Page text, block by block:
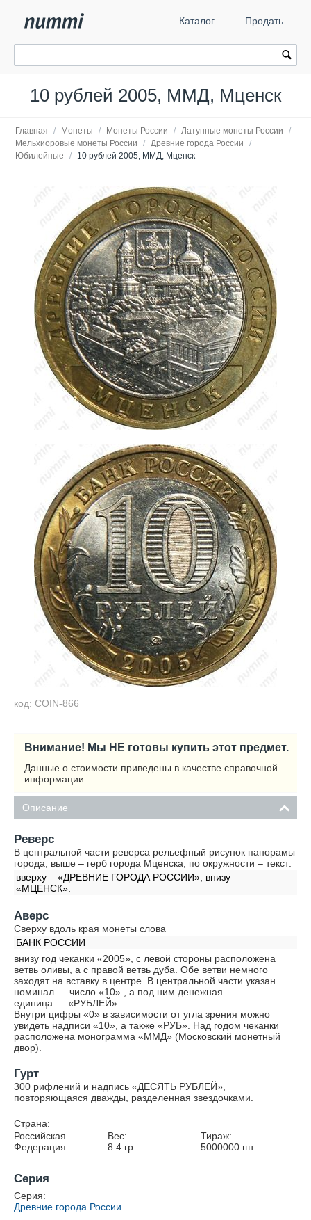
Каталог Продать
10 рублей 2005, ММД, Мценск
Главная / Монеты / Монеты России / Латунные монеты России
/
Мельхиоровые монеты России
/ Древние города России
/
Юбилейные
/ 10 рублей 2005, ММД, Мценск
код: COIN-866
Внимание! Мы НЕ готовы купить этот предмет.
Данные о стоимости приведены в качестве справочной
информации.
Описание
Реверс
В центральной части реверса рельефный рисунок панорамы
города, выше – герб города Мценска, по окружности – текст:
вверху – «ДРЕВНИЕ ГОРОДА РОССИИ», внизу –
«МЦЕНСК».
Аверс
Сверху вдоль края монеты слова
БАНК РОССИИ
внизу год чеканки «2005», с левой стороны расположена
ветвь оливы, а с правой ветвь дуба. Обе ветви немного
заходят на вставку в центре. В центральной части указан
номинал — число «10»., а под ним денежная
единица — «РУБЛЕЙ».
Внутри цифры «0» в зависимости от угла зрения можно
увидеть надписи «10», а также «РУБ». Над годом чеканки
расположена монограмма «ММД» (Московский монетный
двор).
Гурт
300 рифлений и надпись «ДЕСЯТЬ РУБЛЕЙ»,
повторяющаяся дважды, разделенная звездочками.
Страна:
Российская
Федерация
Вес:
8.4гр.
Тираж:
5000000 шт.
Серия
Серия:
Древние города России